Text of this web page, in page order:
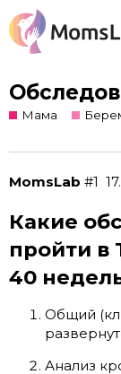
Мама
MomsLab #1
Какие
пройти в
40
Общий
Анализ